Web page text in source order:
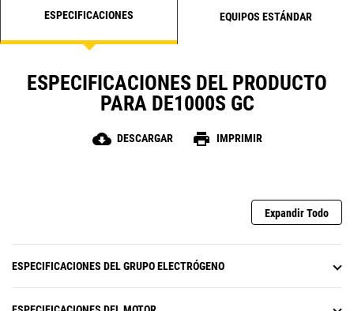
ESPECIFICACIONES EQUIPOS ESTÁNDAR
ESPECIFICACIONES DEL PRODUCTO
PARA DE1000S GC
cloud_download DESCARGAR print IMPRIMIR
Expandir Todo
ESPECIFICACIONES DEL GRUPO ELECTRÓGENO